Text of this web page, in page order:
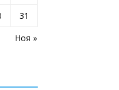
Ноя »
31
края
район
края